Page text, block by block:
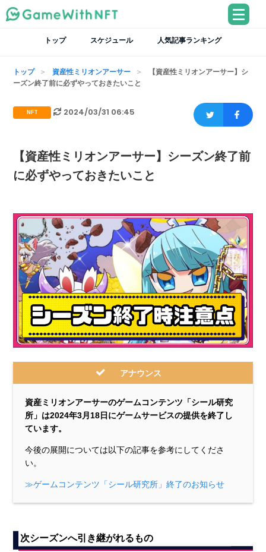
トップ スケジュール 人気記事ランキング
トップ 資産性ミリオンアーサー
【資産性ミリオンアーサー】シ
ーズン終了前に必ずやっておきたいこと
NFT 2024/03/31 06:45
【資産性ミリオンアーサー】シーズン終了前
に必ずやっておきたいこと
アナウンス
資産ミリオンアーサーのゲームコンテンツ「シール研究
所」は2024年3月18日にゲームサービスの提供を終了し
ています。
今後の展開については以下の記事を参考にしてくださ
い。
≫ゲームコンテンツ「シール研究所」終了のお知らせ
次シーズンへ引き継がれるもの